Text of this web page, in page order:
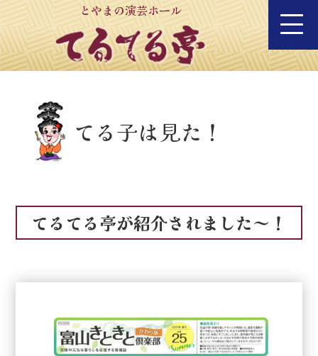
とやまの演芸ホール
てる子は見た！
てるてる亭が紹介されました～！